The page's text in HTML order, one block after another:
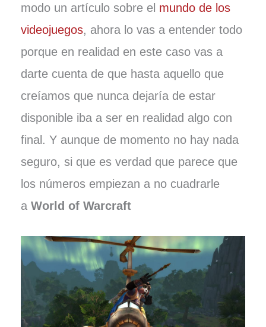
modo un artículo sobre el mundo de los
videojuegos, ahora lo vas a entender todo
porque en realidad en este caso vas a
darte cuenta de que hasta aquello que
creíamos que nunca dejaría de estar
disponible iba a ser en realidad algo con
final. Y aunque de momento no hay nada
seguro, si que es verdad que parece que
los números empiezan a no cuadrarle
a World of Warcraft